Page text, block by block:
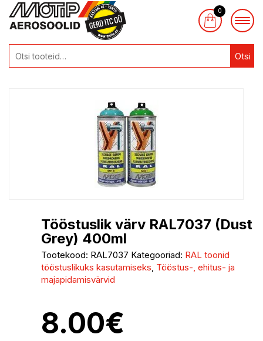
Otsi
0
Tööstuslik värv RAL7037 (Dust
Grey) 400ml
Tootekood: RAL7037 Kategooriad: RAL toonid
tööstuslikuks kasutamiseks, Tööstus-, ehitus- ja
majapidamisvärvid
8.00€